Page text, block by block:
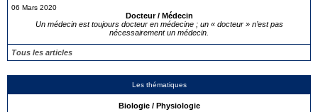
06 Mars 2020
Docteur / Médecin
Un médecin est toujours docteur en médecine ; un « docteur » n’est pas
nécessairement un médecin.
Tous les articles
Les thématiques
Biologie / Physiologie